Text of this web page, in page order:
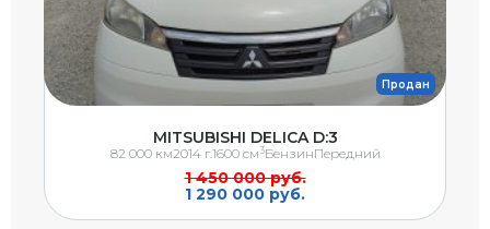
Продан
MITSUBISHI DELICA D:3
1 450 000 руб.
1 290 000 руб.
82 000 км2014 г.1600 см3БензинПередний